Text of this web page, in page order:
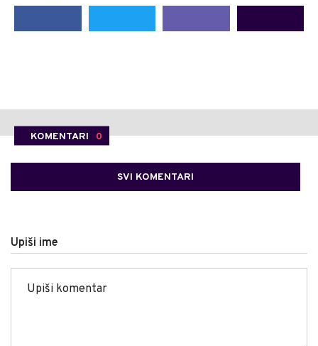
KOMENTARI 0
SVI KOMENTARI
Upiši ime